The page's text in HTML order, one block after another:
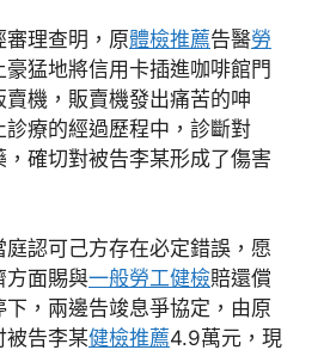
審理查明，原體檢推薦告醫勞
猛地將信用卡插進咖啡館門
機，販賣機發出痛苦的呻
療的經過歷程中，診斷對
確切對被告李某形成了傷害
庭認可己方存在必定錯誤，愿
方面賜與一般勞工健檢賠還償
，兩邊告竣息爭協定，由原
被告李某健檢推薦4.9萬元，現